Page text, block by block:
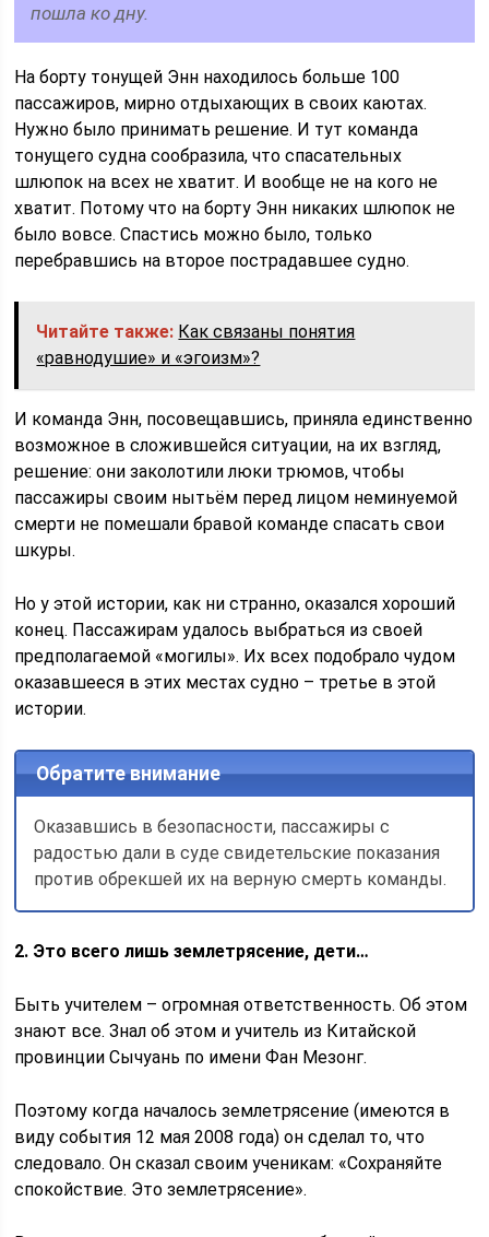
пошла ко дну.
На борту тонущей Энн находилось больше 100
пассажиров, мирно отдыхающих в своих каютах.
Нужно было принимать решение. И тут команда
тонущего судна сообразила, что спасательных
шлюпок на всех не хватит. И вообще не на кого не
хватит. Потому что на борту Энн никаких шлюпок не
было вовсе. Спастись можно было, только
перебравшись на второе пострадавшее судно.
Читайте также: Как связаны понятия
«равнодушие» и «эгоизм»?
И команда Энн, посовещавшись, приняла единственно
возможное в сложившейся ситуации, на их взгляд,
решение: они заколотили люки трюмов, чтобы
пассажиры своим нытьём перед лицом неминуемой
смерти не помешали бравой команде спасать свои
шкуры.
Но у этой истории, как ни странно, оказался хороший
конец. Пассажирам удалось выбраться из своей
предполагаемой «могилы». Их всех подобрало чудом
оказавшееся в этих местах судно – третье в этой
истории.
Обратите внимание
Оказавшись в безопасности, пассажиры с
радостью дали в суде свидетельские показания
против обрекшей их на верную смерть команды.
2. Это всего лишь землетрясение, дети…
Быть учителем – огромная ответственность. Об этом
знают все. Знал об этом и учитель из Китайской
провинции Сычуань по имени Фан Мезонг.
Поэтому когда началось землетрясение (имеются в
виду события 12 мая 2008 года) он сделал то, что
следовало. Он сказал своим ученикам: «Сохраняйте
спокойствие. Это землетрясение».